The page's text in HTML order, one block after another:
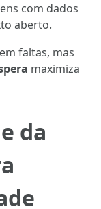
com dados
aberto.
faltas, mas
maximiza
da